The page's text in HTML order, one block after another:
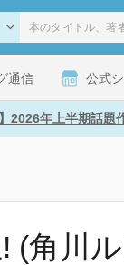
通信 公式
2026年上半期話題
(角川